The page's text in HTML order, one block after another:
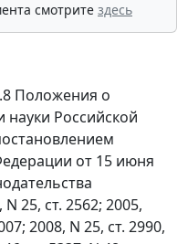
смотрите здесь
Положения о
Российской
от 15 июня
25, ст. 2562; 2005,
2008, N 25, ст. 2990,